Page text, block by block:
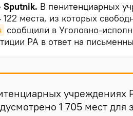
В пенитенциарных
места, из которых
сообщили в Уголовно-
РА в ответ на
учреждениях
1 705 мест для